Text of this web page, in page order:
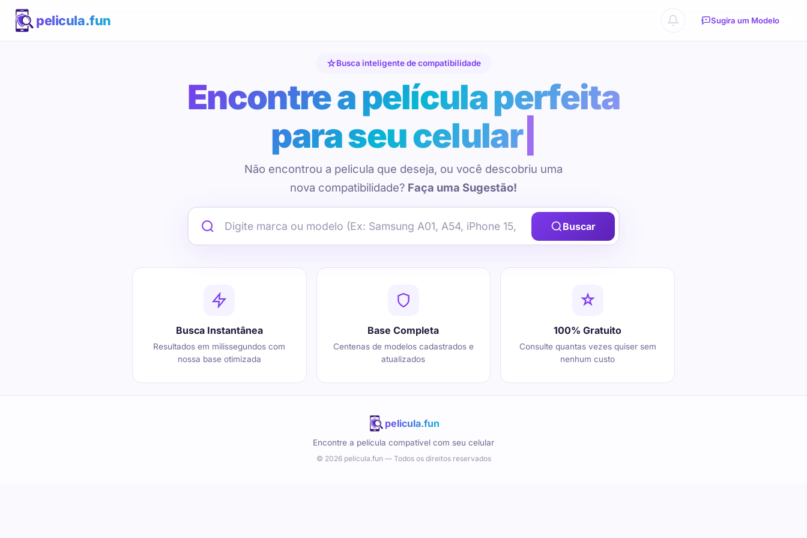
pelicula.fun Sugira um Modelo
Busca inteligente de compatibilidade
Encontre a película perfeita
para seu celular
Não encontrou a pelicula que deseja, ou você descobriu uma
nova compatibilidade? Faça uma Sugestão!
Buscar
Busca Instantânea
Resultados em milissegundos com
nossa base otimizada
Base Completa
Centenas de modelos cadastrados e
atualizados
100% Gratuito
Consulte quantas vezes quiser sem
nenhum custo
pelicula.fun
Encontre a película compatível com seu celular
© 2026 pelicula.fun — Todos os direitos reservados